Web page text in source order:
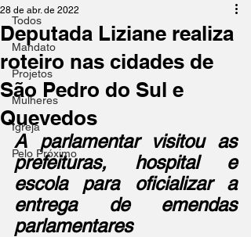
Todos
Mandato
Projetos
Mulheres
Igreja
Pelo Próximo
Deputada Liziane realiza
roteiro nas cidades de
São Pedro do Sul e
Quevedos
28 de abr. de 2022
A parlamentar visitou as
prefeituras, hospital e
escola para oficializar a
entrega de emendas
parlamentares